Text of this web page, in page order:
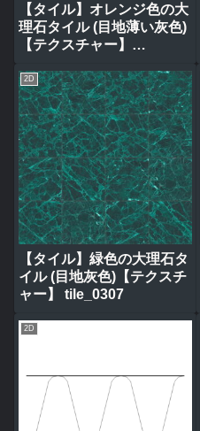
【タイル】オレンジ色の大
理石タイル (目地薄い灰色)
【テクスチャー】
2D
【タイル】緑色の大理石タ
イル (目地灰色)【テクスチ
ャー】 tile_0307
2D